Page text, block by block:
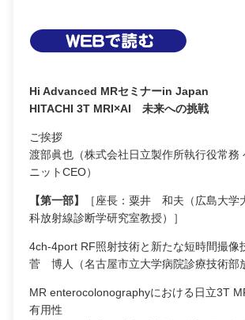
Hi Advanced MRセミナーin Japan
HITACHI 3T MRI×AI 未来への挑戦
ご挨拶
渡部眞也（株式会社日立製作所執行役常務
ニットCEO）
【第一部】
［座長：粟井 和夫（広島大学
科放射線診断学研究室教授）］
4ch-4port RF照射技術と新たな短時間撮像
菅 博人（名古屋市立大学病院診療技術部
MR enterocolonographyにおける日立3T
有用性